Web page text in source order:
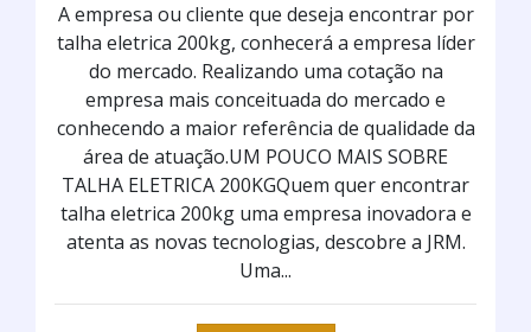
A empresa ou cliente que deseja encontrar por
talha eletrica 200kg, conhecerá a empresa líder
do mercado. Realizando uma cotação na
empresa mais conceituada do mercado e
conhecendo a maior referência de qualidade da
área de atuação.UM POUCO MAIS SOBRE
TALHA ELETRICA 200KGQuem quer encontrar
talha eletrica 200kg uma empresa inovadora e
atenta as novas tecnologias, descobre a JRM.
Uma...